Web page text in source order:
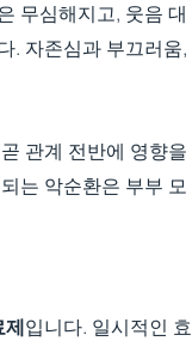
무심해지고, 웃음 대
. 자존심과 부끄러움,
관계 전반에 영향을
는 악순환은 부부 모
입니다. 일시적인 효